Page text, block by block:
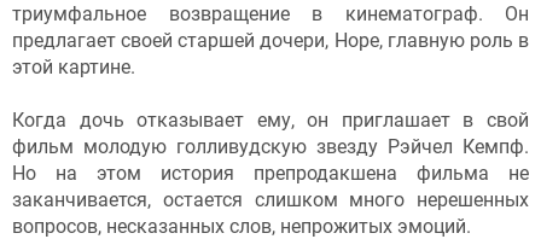
триумфальное возвращение в кинематограф. Он
предлагает своей старшей дочери, Норе, главную роль в
этой картине.
Когда дочь отказывает ему, он приглашает в свой
фильм молодую голливудскую звезду Рэйчел Кемпф.
Но на этом история препродакшена фильма не
заканчивается, остается слишком много нерешенных
вопросов, несказанных слов, непрожитых эмоций.